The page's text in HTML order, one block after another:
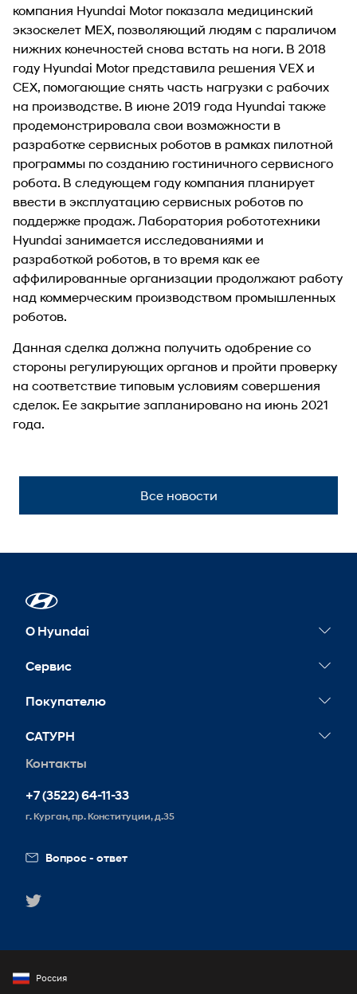
компания Hyundai Motor показала медицинский
экзоскелет MEX, позволяющий людям с параличом
нижних конечностей снова встать на ноги. В 2018
году Hyundai Motor представила решения VEX и
CEX, помогающие снять часть нагрузки с рабочих
на производстве. В июне 2019 года Hyundai также
продемонстрировала свои возможности в
разработке сервисных роботов в рамках пилотной
программы по созданию гостиничного сервисного
робота. В следующем году компания планирует
ввести в эксплуатацию сервисных роботов по
поддержке продаж. Лаборатория робототехники
Hyundai занимается исследованиями и
разработкой роботов, в то время как ее
аффилированные организации продолжают работу
над коммерческим производством промышленных
роботов.
Данная сделка должна получить одобрение со
стороны регулирующих органов и пройти проверку
на соответствие типовым условиям совершения
сделок. Ее закрытие запланировано на июнь 2021
года.
Все новости
О Hyundai
Новости
Сервис
Сервисные акции
Покупателю
Тест-драйв
Корпоративным клиентам
САТУРН
Контакты
+7 (3522) 64-11-33
г. Курган, пр. Конституции, д.35
Вопрос - ответ
Россия